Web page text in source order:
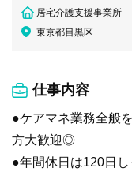
居宅介護支援事業所
東京都目黒区
仕事内容
●ケアマネ業務全般
方大歓迎◎
●年間休日は120日